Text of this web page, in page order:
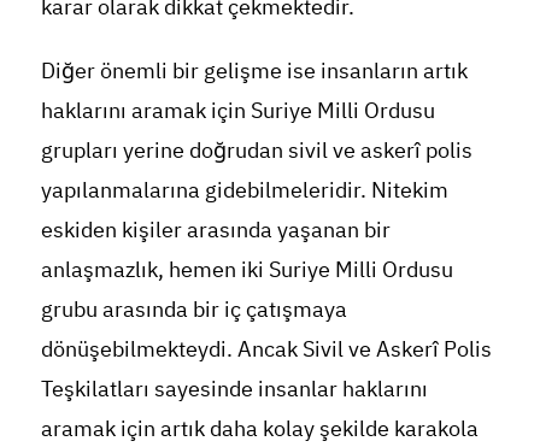
karar olarak dikkat çekmektedir.
Diğer önemli bir gelişme ise insanların artık
haklarını aramak için Suriye Milli Ordusu
grupları yerine doğrudan sivil ve askerî polis
yapılanmalarına gidebilmeleridir. Nitekim
eskiden kişiler arasında yaşanan bir
anlaşmazlık, hemen iki Suriye Milli Ordusu
grubu arasında bir iç çatışmaya
dönüşebilmekteydi. Ancak Sivil ve Askerî Polis
Teşkilatları sayesinde insanlar haklarını
aramak için artık daha kolay şekilde karakola